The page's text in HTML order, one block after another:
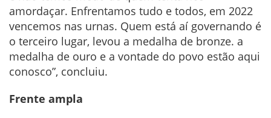
amordaçar. Enfrentamos tudo e todos, em 2022
vencemos nas urnas. Quem está aí governando é
o terceiro lugar, levou a medalha de bronze. a
medalha de ouro e a vontade do povo estão aqui
conosco”, concluiu.
Frente ampla